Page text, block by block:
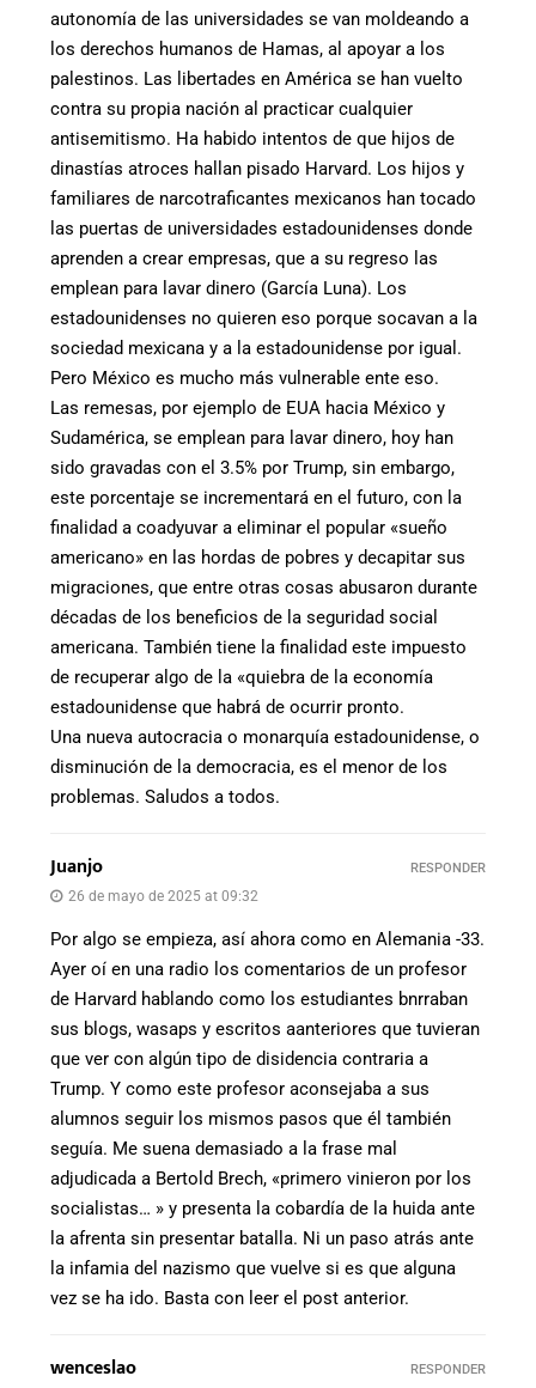
autonomía de las universidades se van moldeando a
los derechos humanos de Hamas, al apoyar a los
palestinos. Las libertades en América se han vuelto
contra su propia nación al practicar cualquier
antisemitismo. Ha habido intentos de que hijos de
dinastías atroces hallan pisado Harvard. Los hijos y
familiares de narcotraficantes mexicanos han tocado
las puertas de universidades estadounidenses donde
aprenden a crear empresas, que a su regreso las
emplean para lavar dinero (García Luna). Los
estadounidenses no quieren eso porque socavan a la
sociedad mexicana y a la estadounidense por igual.
Pero México es mucho más vulnerable ente eso.
Las remesas, por ejemplo de EUA hacia México y
Sudamérica, se emplean para lavar dinero, hoy han
sido gravadas con el 3.5% por Trump, sin embargo,
este porcentaje se incrementará en el futuro, con la
finalidad a coadyuvar a eliminar el popular «sueño
americano» en las hordas de pobres y decapitar sus
migraciones, que entre otras cosas abusaron durante
décadas de los beneficios de la seguridad social
americana. También tiene la finalidad este impuesto
de recuperar algo de la «quiebra de la economía
estadounidense que habrá de ocurrir pronto.
Una nueva autocracia o monarquía estadounidense, o
disminución de la democracia, es el menor de los
problemas. Saludos a todos.
Juanjo
26 de mayo de 2025 at 09:32
Por algo se empieza, así ahora como en Alemania -33.
Ayer oí en una radio los comentarios de un profesor
de Harvard hablando como los estudiantes bnrraban
sus blogs, wasaps y escritos aanteriores que tuvieran
que ver con algún tipo de disidencia contraria a
Trump. Y como este profesor aconsejaba a sus
alumnos seguir los mismos pasos que él también
seguía. Me suena demasiado a la frase mal
adjudicada a Bertold Brech, «primero vinieron por los
socialistas… » y presenta la cobardía de la huida ante
la afrenta sin presentar batalla. Ni un paso atrás ante
la infamia del nazismo que vuelve si es que alguna
vez se ha ido. Basta con leer el post anterior.
RESPONDER
wenceslao RESPONDER